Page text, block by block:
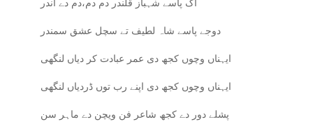
اک پاسے شہباز قلندر دم دم،دم دے اندر
دوجے پاسے شاہ لطیف تے سچل عشق سمندر
ایہناں وچوں کجھ دی عمر عبادت کر دیاں لنگھی
ایہناں وچوں کجھ دی اپنے رب توں ڈردیاں لنگھی
پشلے دور دے کجھ شاعر فن ویچن دے ماہر سن